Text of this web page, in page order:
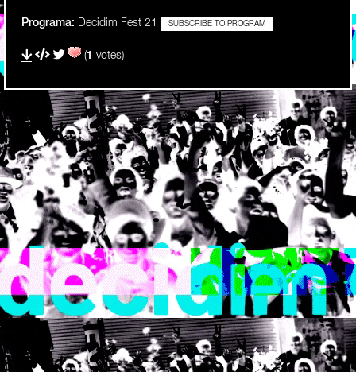
Programa: Decidim Fest 21 SUBSCRIBE TO PROGRAM
(1 votes)